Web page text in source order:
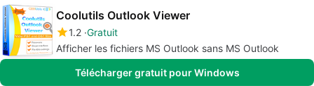
Coolutils Outlook Viewer
1.2 Gratuit
Afficher les fichiers MS Outlook sans MS Outlook
Télécharger gratuit pour Windows